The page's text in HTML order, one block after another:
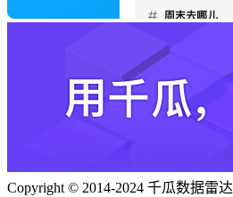
Copyright © 2014-2024 千瓜数据雷达